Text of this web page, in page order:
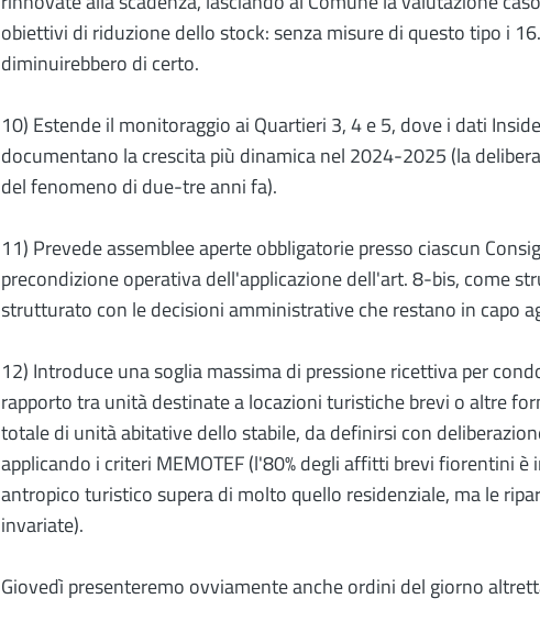
obiettivi di riduzione dello stock: senza misure di questo tipo i
diminuirebbero di certo.
10) Estende il monitoraggio ai Quartieri 3, 4 e 5, dove i dati
documentano la crescita più dinamica nel 2024-2025 (la
del fenomeno di due-tre anni fa).
11) Prevede assemblee aperte obbligatorie presso ciascun
precondizione operativa dell'applicazione dell'art. 8-bis, come
strutturato con le decisioni amministrative che restano in capo
12) Introduce una soglia massima di pressione ricettiva per
rapporto tra unità destinate a locazioni turistiche brevi o altre
totale di unità abitative dello stabile, da definirsi con
applicando i criteri MEMOTEF (l'80% degli affitti brevi fiorentini
antropico turistico supera di molto quello residenziale, ma le
invariate).
Giovedì presenteremo ovviamente anche ordini del giorno